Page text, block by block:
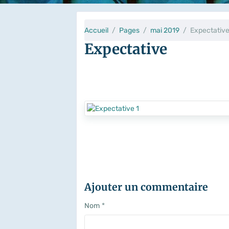
Accueil Pages mai 2019
Expectative
Ajouter un commentaire
Nom